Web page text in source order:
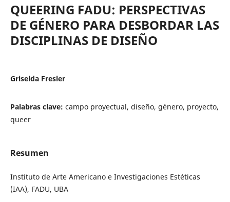
QUEERING FADU: PERSPECTIVAS
DE GÉNERO PARA DESBORDAR LAS
DISCIPLINAS DE DISEÑO
Griselda Fresler
Palabras clave: campo proyectual, diseño, género, proyecto,
queer
Resumen
Instituto de Arte Americano e Investigaciones Estéticas
(IAA), FADU, UBA